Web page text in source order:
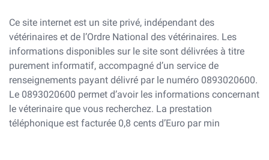
Ce site internet est un site privé, indépendant des
vétérinaires et de l’Ordre National des vétérinaires. Les
informations disponibles sur le site sont délivrées à titre
purement informatif, accompagné d’un service de
renseignements payant délivré par le numéro 0893020600.
Le 0893020600 permet d’avoir les informations concernant
le véterinaire que vous recherchez. La prestation
téléphonique est facturée 0,8 cents d’Euro par min